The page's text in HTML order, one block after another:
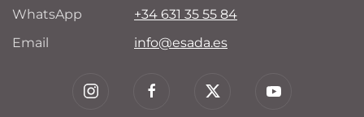
WhatsApp
+34 631 35 55 84
Email
info@esada.es